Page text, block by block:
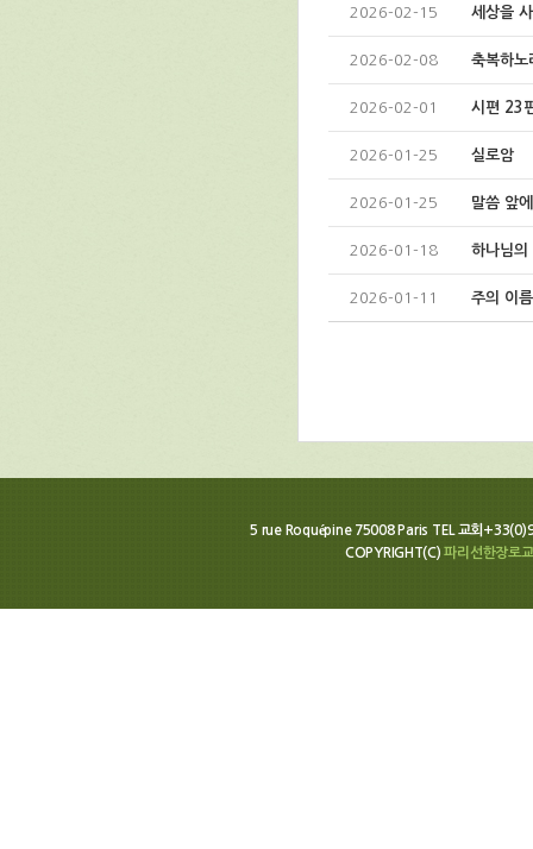
2026-02-15 세상을
2026-02-08 축복하노
2026-02-01 시편 23
2026-01-25 실로암
2026-01-25 말씀 앞
2026-01-18 하나님의
2026-01-11 주의 이
5 rue Roquépine 75008 Paris TEL 교회
COPYRIGHT(C)파리선한장로